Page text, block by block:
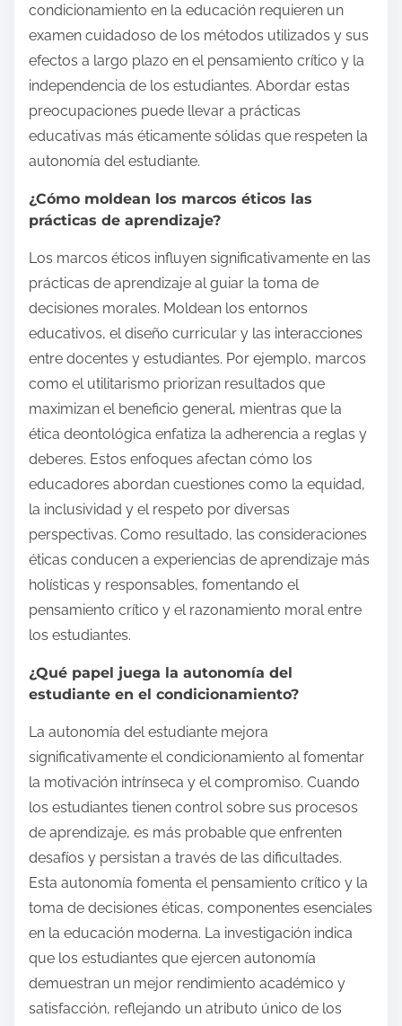
condicionamiento en la educación requieren un
examen cuidadoso de los métodos utilizados y sus
efectos a largo plazo en el pensamiento crítico y la
independencia de los estudiantes. Abordar estas
preocupaciones puede llevar a prácticas
educativas más éticamente sólidas que respeten la
autonomía del estudiante.
¿Cómo moldean los marcos éticos las
prácticas de aprendizaje?
Los marcos éticos influyen significativamente en las
prácticas de aprendizaje al guiar la toma de
decisiones morales. Moldean los entornos
educativos, el diseño curricular y las interacciones
entre docentes y estudiantes. Por ejemplo, marcos
como el utilitarismo priorizan resultados que
maximizan el beneficio general, mientras que la
ética deontológica enfatiza la adherencia a reglas y
deberes. Estos enfoques afectan cómo los
educadores abordan cuestiones como la equidad,
la inclusividad y el respeto por diversas
perspectivas. Como resultado, las consideraciones
éticas conducen a experiencias de aprendizaje más
holísticas y responsables, fomentando el
pensamiento crítico y el razonamiento moral entre
los estudiantes.
¿Qué papel juega la autonomía del
estudiante en el condicionamiento?
La autonomía del estudiante mejora
significativamente el condicionamiento al fomentar
la motivación intrínseca y el compromiso. Cuando
los estudiantes tienen control sobre sus procesos
de aprendizaje, es más probable que enfrenten
desafíos y persistan a través de las dificultades.
Esta autonomía fomenta el pensamiento crítico y la
toma de decisiones éticas, componentes esenciales
en la educación moderna. La investigación indica
que los estudiantes que ejercen autonomía
demuestran un mejor rendimiento académico y
satisfacción, reflejando un atributo único de los